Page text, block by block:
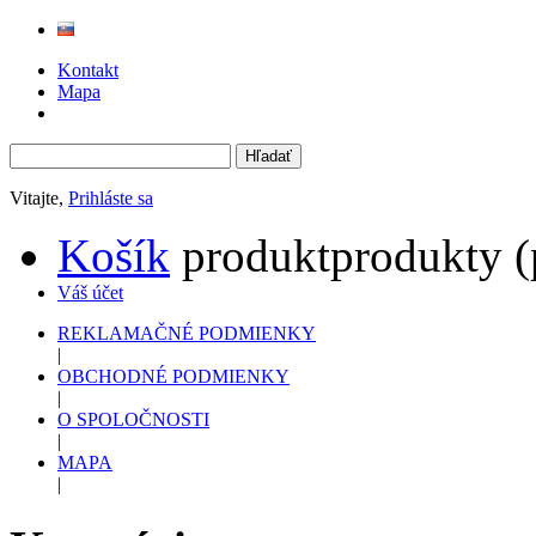
Kontakt
Mapa
Vitajte, Prihláste sa
Košík produktprodukty
Váš účet
REKLAMAČNÉ PODMIENKY
|
OBCHODNÉ PODMIENKY
|
O SPOLOČNOSTI
|
MAPA
|